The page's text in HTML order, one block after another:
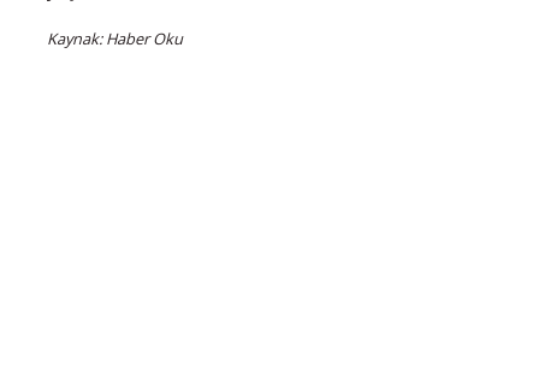
Kaynak: Haber Oku